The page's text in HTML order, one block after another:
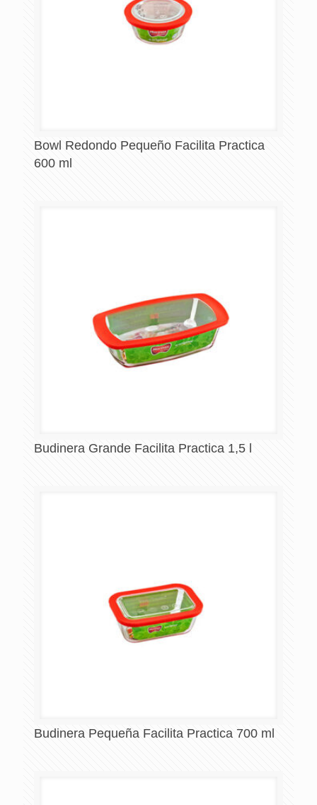
Bowl Redondo Pequeño Facilita Practica
600 ml
Budinera Grande Facilita Practica 1,5 l
Budinera Pequeña Facilita Practica 700 ml